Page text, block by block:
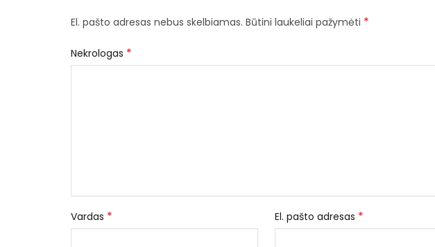
El. pašto adresas nebus skelbiamas. Būtini laukeliai pažymėti *
Nekrologas *
Vardas * El. pašto adresas *